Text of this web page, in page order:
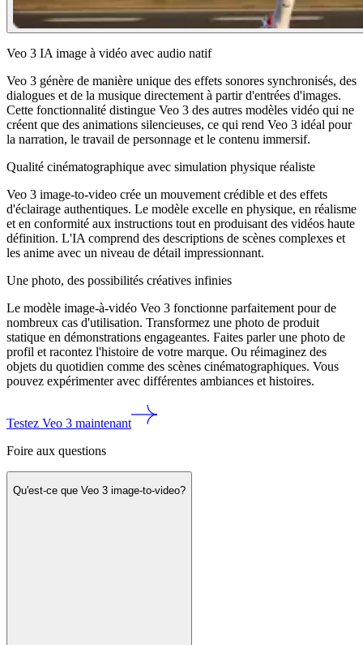
Veo 3 IA image à vidéo avec audio natif
Veo 3 génère de manière unique des effets sonores synchronisés, des
dialogues et de la musique directement à partir d'entrées d'images.
Cette fonctionnalité distingue Veo 3 des autres modèles vidéo qui ne
créent que des animations silencieuses, ce qui rend Veo 3 idéal pour
la narration, le travail de personnage et le contenu immersif.
Qualité cinématographique avec simulation physique réaliste
Veo 3 image-to-video crée un mouvement crédible et des effets
d'éclairage authentiques. Le modèle excelle en physique, en réalisme
et en conformité aux instructions tout en produisant des vidéos haute
définition. L'IA comprend des descriptions de scènes complexes et
les anime avec un niveau de détail impressionnant.
Une photo, des possibilités créatives infinies
Le modèle image-à-vidéo Veo 3 fonctionne parfaitement pour de
nombreux cas d'utilisation. Transformez une photo de produit
statique en démonstrations engageantes. Faites parler une photo de
profil et racontez l'histoire de votre marque. Ou réimaginez des
objets du quotidien comme des scènes cinématographiques. Vous
pouvez expérimenter avec différentes ambiances et histoires.
Testez Veo 3 maintenant
Foire aux questions
Qu'est-ce que Veo 3 image-to-video?